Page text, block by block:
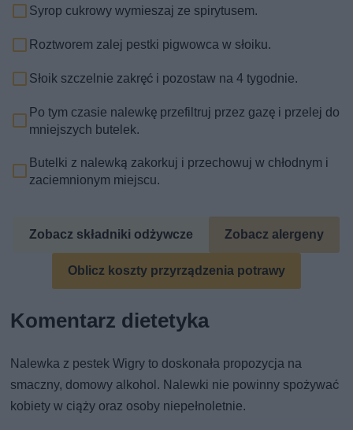
Syrop cukrowy wymieszaj ze spirytusem.
Roztworem zalej pestki pigwowca w słoiku.
Słoik szczelnie zakręć i pozostaw na 4 tygodnie.
Po tym czasie nalewkę przefiltruj przez gazę i przelej do
mniejszych butelek.
Butelki z nalewką zakorkuj i przechowuj w chłodnym i
zaciemnionym miejscu.
Zobacz składniki odżywcze Zobacz alergeny
Oblicz koszty przyrządzenia potrawy
Komentarz dietetyka
Nalewka z pestek Wigry to doskonała propozycja na
smaczny, domowy alkohol. Nalewki nie powinny spożywać
kobiety w ciąży oraz osoby niepełnoletnie.